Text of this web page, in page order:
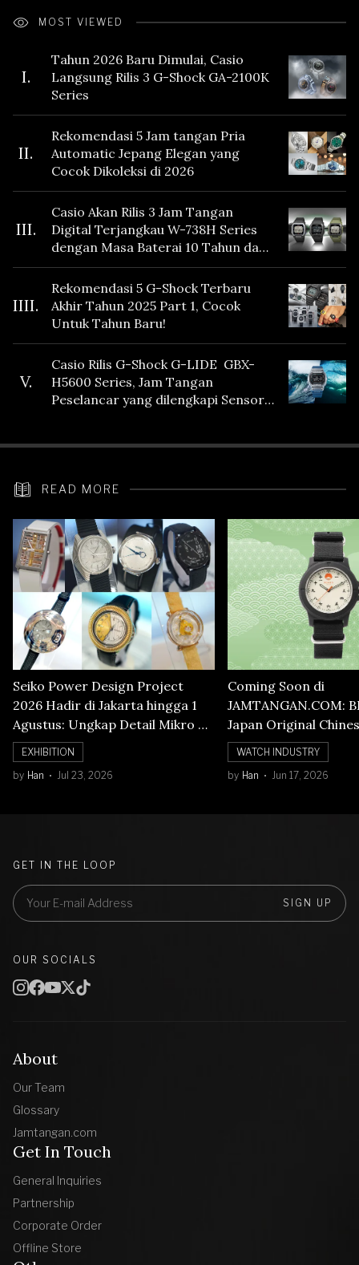
MOST VIEWED
I.
Tahun 2026 Baru Dimulai, Casio
Langsung Rilis 3 G-Shock GA-2100K
Series
II.
Rekomendasi 5 Jam tangan Pria
Automatic Jepang Elegan yang
Cocok Dikoleksi di 2026
III.
Casio Akan Rilis 3 Jam Tangan
Digital Terjangkau W-738H Series
dengan Masa Baterai 10 Tahun dan
Fitur Vibration
IIII.
Rekomendasi 5 G-Shock Terbaru
Akhir Tahun 2025 Part 1, Cocok
Untuk Tahun Baru!
V.
Casio Rilis G-Shock G-LIDE GBX-
H5600 Series, Jam Tangan
Peselancar yang dilengkapi Sensor
READ MORE
Seiko Power Design Project
2026 Hadir di Jakarta hingga 1
Agustus: Ungkap Detail Mikro di
Balik Seni Watchmaking
EXHIBITION
by Han Jul 23, 2026
Coming Soon di
JAMTANGAN.COM:
Japan Original
Numerals Watch
WATCH INDUSTRY
by Han Jun 17, 2026
About
Our Team
Glossary
Jamtangan.com
Get In Touch
General Inquiries
Partnership
Corporate Order
Offline Store
GET IN THE LOOP
SIGN UP
OUR SOCIALS